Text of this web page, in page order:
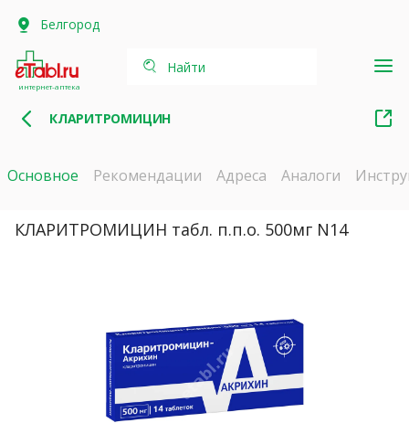
Белгород
интернет-аптека
Найти
КЛАРИТРОМИЦИН
Основное Рекомендации Адреса Аналоги
КЛАРИТРОМИЦИН табл. п.п.о. 500мг N14